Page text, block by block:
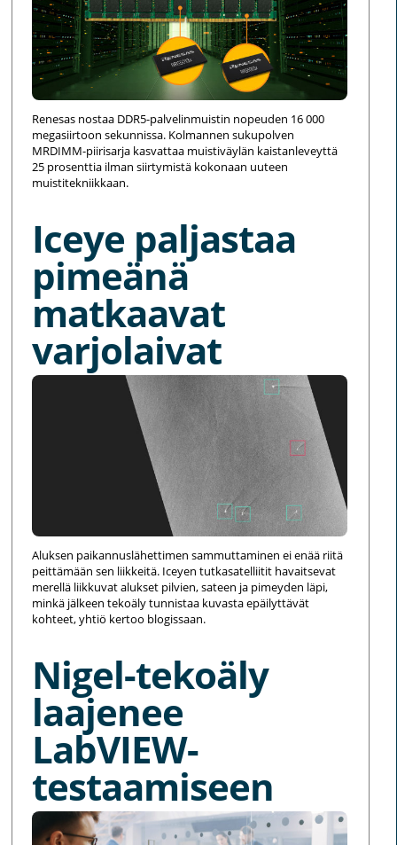
Renesas nostaa DDR5-palvelinmuistin nopeuden 16 000
megasiirtoon sekunnissa. Kolmannen sukupolven
MRDIMM-piirisarja kasvattaa muistiväylän kaistanleveyttä
25 prosenttia ilman siirtymistä kokonaan uuteen
muistitekniikkaan.
Iceye paljastaa
pimeänä
matkaavat
varjolaivat
Aluksen paikannuslähettimen sammuttaminen ei enää riitä
peittämään sen liikkeitä. Iceyen tutkasatelliitit havaitsevat
merellä liikkuvat alukset pilvien, sateen ja pimeyden läpi,
minkä jälkeen tekoäly tunnistaa kuvasta epäilyttävät
kohteet, yhtiö kertoo blogissaan.
Nigel-tekoäly
laajenee
LabVIEW-
testaamiseen